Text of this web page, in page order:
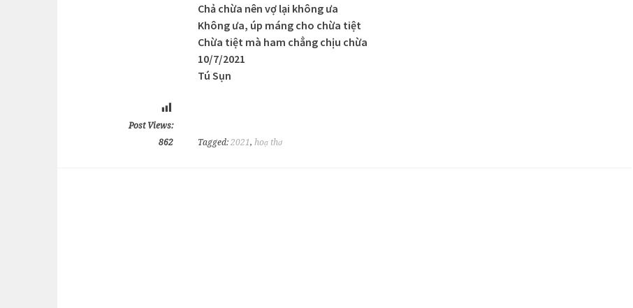
Chả chừa nên vợ lại không ưa
Không ưa, úp máng cho chừa tiệt
Chừa tiệt mà ham chẳng chịu chừa
10/7/2021
Tú Sụn
Post Views:
862
Tagged: 2021, hoạ thơ